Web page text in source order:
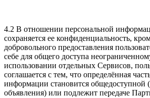
4.2 В отношении персональной
сохраняется ее конфиденциальность,
добровольного предоставления
себе для общего доступа
использовании отдельных Сервисов,
соглашается с тем, что определённая
информации становится общедоступной
объявления) или подлежит передаче